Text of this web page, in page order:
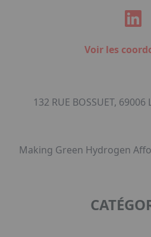
Voir les
132 RUE BOSSUET, 69006
Making Green Hydrogen